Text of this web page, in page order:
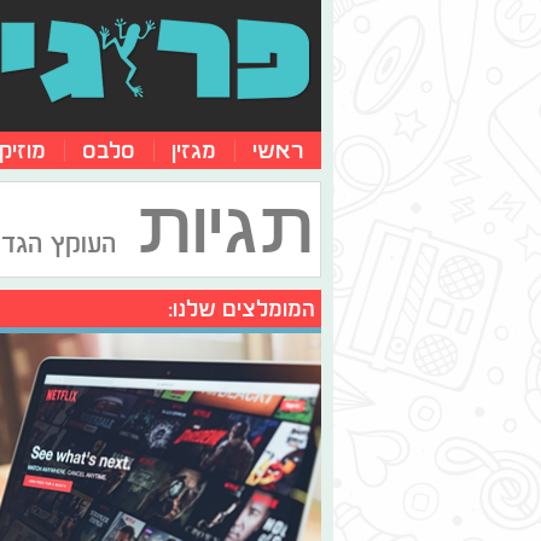
ראשי מגזין סלבס
תגיות העוקץ
המומלצים שלנו: